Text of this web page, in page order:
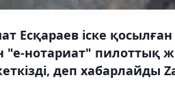
Есқараев іске
"е-нотариат" пилоттық
деп хабарлайды